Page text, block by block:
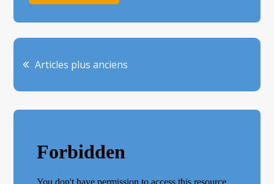
Navigation
des
Articles plus anciens